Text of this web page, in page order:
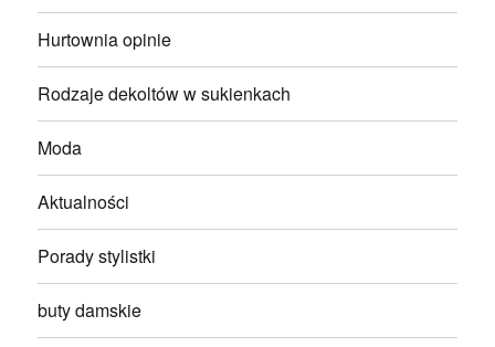
Hurtownia opinie
Rodzaje dekoltów w sukienkach
Moda
Aktualności
Porady stylistki
buty damskie